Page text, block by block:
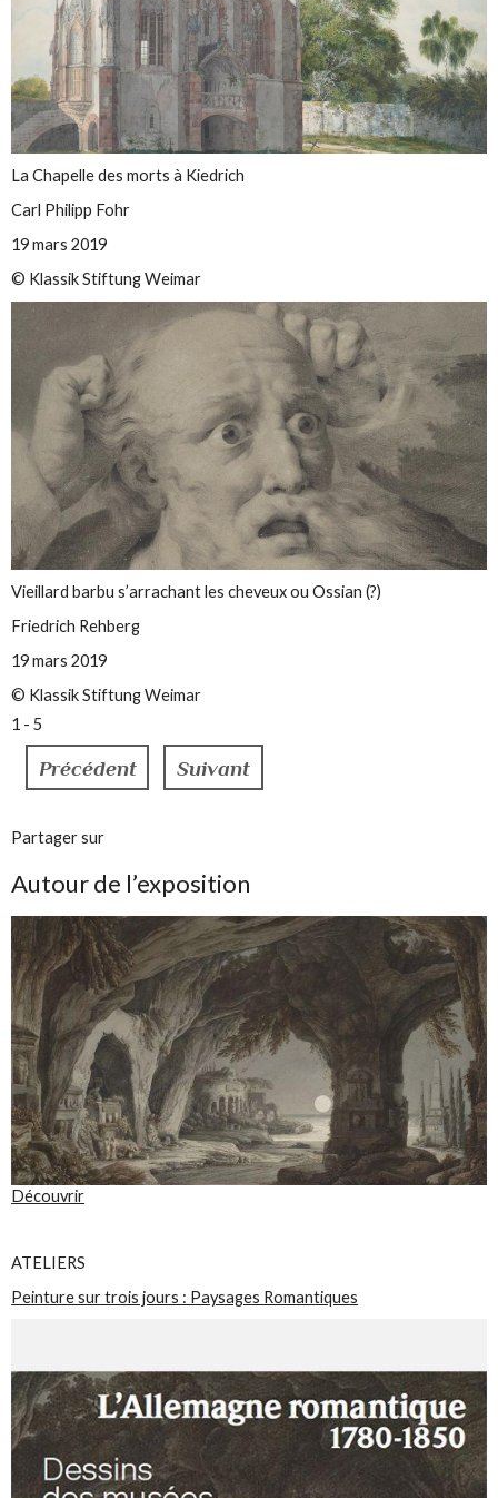
La Chapelle des morts à Kiedrich
Carl Philipp Fohr
19 mars 2019
© Klassik Stiftung Weimar
Vieillard barbu s’arrachant les cheveux ou Ossian (?)
Friedrich Rehberg
19 mars 2019
© Klassik Stiftung Weimar
1 - 5
Précédent Suivant
Partager sur
Autour de l’exposition
Découvrir
ATELIERS
Peinture sur trois jours : Paysages Romantiques